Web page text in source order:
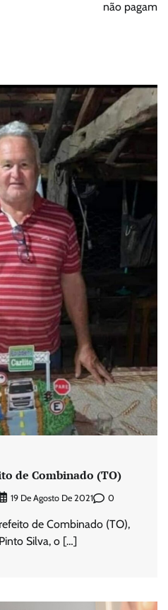
não pagam
de Combinado (TO)
19 De Agosto De 2021 0
de Combinado (TO),
Silva, o […]